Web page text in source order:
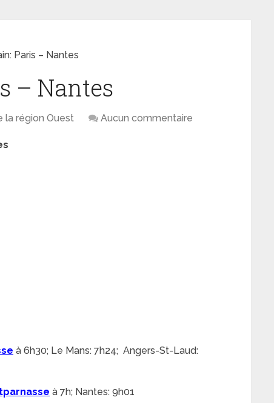
Paris – Nantes
– Nantes
la région Ouest Aucun commentaire
à 6h30; Le Mans: 7h24; Angers-St-Laud:
à 7h; Nantes: 9h01